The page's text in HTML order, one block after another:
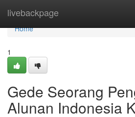
livebackpage
Home
Home
1
Gede Seorang
Alunan Indonesia